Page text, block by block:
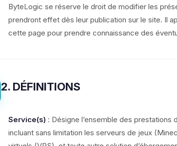
ByteLogic se réserve le droit de modifier les
prendront effet dès leur publication sur le site. Il
cette page pour prendre connaissance des
2. DÉFINITIONS
Service(s) : Désigne l’ensemble des prestations
incluant sans limitation les serveurs de jeux